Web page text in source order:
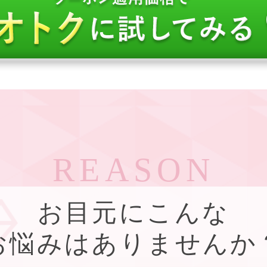
REASON
お目元にこんな
悩みはありませんか